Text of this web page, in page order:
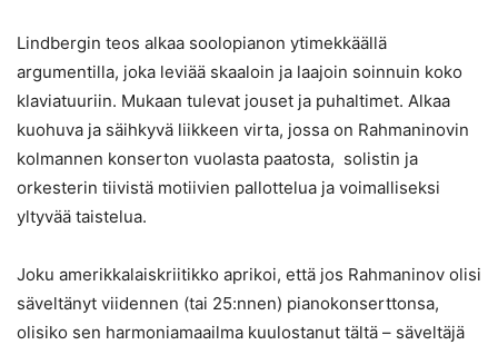
Lindbergin teos alkaa soolopianon ytimekkäällä
argumentilla, joka leviää skaaloin ja laajoin soinnuin koko
klaviatuuriin. Mukaan tulevat jouset ja puhaltimet. Alkaa
kuohuva ja säihkyvä liikkeen virta, jossa on Rahmaninovin
kolmannen konserton vuolasta paatosta, solistin ja
orkesterin tiivistä motiivien pallottelua ja voimalliseksi
yltyvää taistelua.
Joku amerikkalaiskriitikko aprikoi, että jos Rahmaninov olisi
säveltänyt viidennen (tai 25:nnen) pianokonserttonsa,
olisiko sen harmoniamaailma kuulostanut tältä – säveltäjä